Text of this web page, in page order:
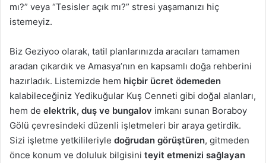
mı?” veya “Tesisler açık mı?” stresi yaşamanızı hiç
istemeyiz.
Biz Geziyoo olarak, tatil planlarınızda aracıları tamamen
aradan çıkardık ve Amasya’nın en kapsamlı doğa rehberini
hazırladık. Listemizde hem hiçbir ücret ödemeden
kalabileceğiniz Yedikuğular Kuş Cenneti gibi doğal alanları,
hem de elektrik, duş ve bungalov imkanı sunan Boraboy
Gölü çevresindeki düzenli işletmeleri bir araya getirdik.
Sizi işletme yetkilileriyle doğrudan görüştüren, gitmeden
önce konum ve doluluk bilgisini teyit etmenizi sağlayan